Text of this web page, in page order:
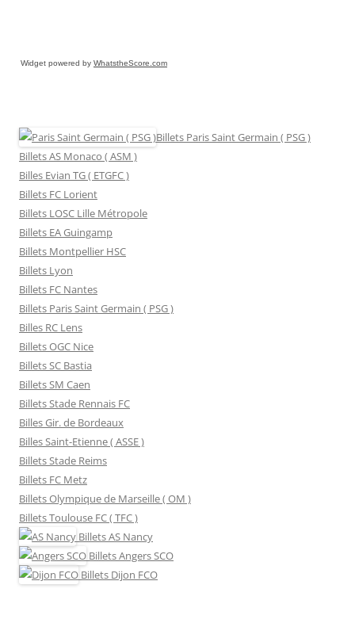
Widget powered by WhatstheScore.com
Billets Paris Saint Germain ( PSG )
Billets AS Monaco ( ASM )
Billes Evian TG ( ETGFC )
Billets FC Lorient
Billets LOSC Lille Métropole
Billets EA Guingamp
Billets Montpellier HSC
Billets Lyon
Billets FC Nantes
Billets Paris Saint Germain ( PSG )
Billes RC Lens
Billets OGC Nice
Billets SC Bastia
Billets SM Caen
Billets Stade Rennais FC
Billes Gir. de Bordeaux
Billes Saint-Etienne ( ASSE )
Billets Stade Reims
Billets FC Metz
Billets Olympique de Marseille ( OM )
Billets Toulouse FC ( TFC )
BilletsAS Nancy
BilletsAngers SCO
Billets Dijon FCO